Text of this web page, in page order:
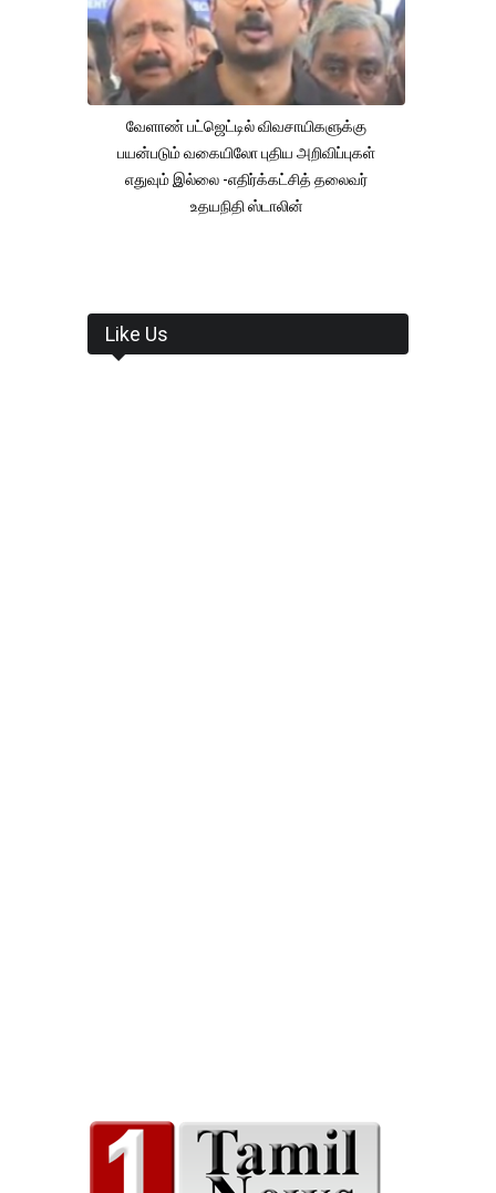
வேளாண் பட்ஜெட்டில் விவசாயிகளுக்கு
பயன்படும் வகையிலோ புதிய அறிவிப்புகள்
எதுவும் இல்லை -எதிர்க்கட்சித் தலைவர்
உதயநிதி ஸ்டாலின்
Like Us